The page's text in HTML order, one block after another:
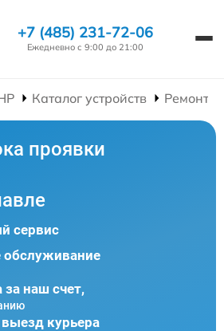
+7 (485) 231-72-06
Ежедневно с 9:00 до 21:00
Каталог устройств Ремонт
проявки
сервис
обслуживание
за наш счет,
курьера